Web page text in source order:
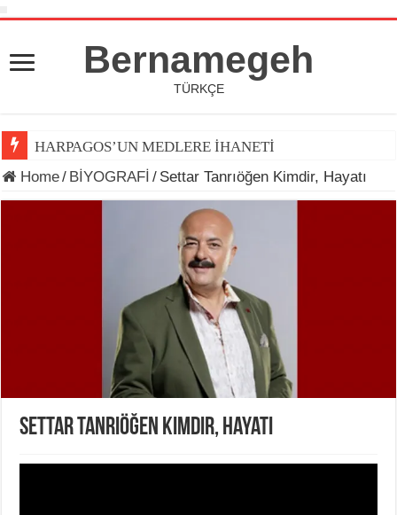
Bernamegeh
TÜRKÇE
HARPAGOS’UN MEDLERE İHANETİ
Home/ BİYOGRAFİ / Settar Tanrıöğen Kimdir, Hayatı
Settar Tanrıöğen Kimdir, Hayatı